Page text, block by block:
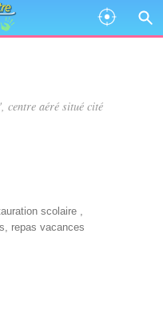
centre aéré situé cité
scolaire ,
, repas vacances